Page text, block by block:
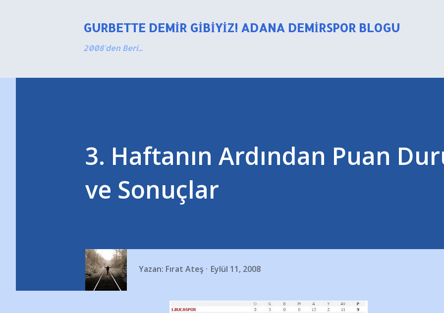
GURBETTE DEMIR GIBIYIZ! ADANA DEMIRSPOR BLOGU
2008'den Beri...
3. Haftanın Ardından Puan
ve Sonuçlar
Yazan: Fırat Ateş Eylül 11, 2008